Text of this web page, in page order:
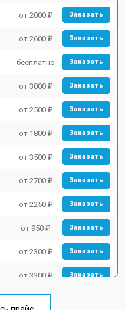
от 2000 ₽ Заказать
от 2600 ₽ Заказать
бесплатно Заказать
от 3000 ₽ Заказать
от 2500 ₽ Заказать
от 1800 ₽ Заказать
от 3500 ₽ Заказать
от 2700 ₽ Заказать
от 2250 ₽ Заказать
от 950 ₽ Заказать
от 2300 ₽ Заказать
от 3300 ₽ Заказать